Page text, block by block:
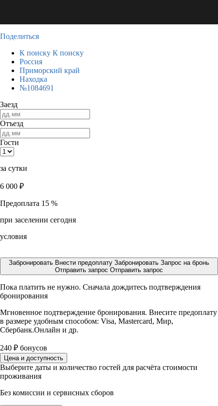
Поделиться
К поиску К поиску
Россия
Приморский край
Находка
№1084691
Заезд
Отъезд
Гости
за сутки
6 000 ₽
Предоплата 15 %
при заселении сегодня
условия
Забронировать Внести предоплату Забронировать Запрос на бронь
Отправить запрос Отправить запрос
Пока платить не нужно. Сначала дождитесь подтверждения
бронирования
Мгновенное подтверждение бронирования. Внесите предоплату
в размере удобным способом: Visa, Mastercard, Мир,
Сбербанк.Онлайн и др.
240 ₽ бонусов
Цена и доступность
Выберите даты и количество гостей для расчёта стоимости
проживания
Без комиссии и сервисных сборов